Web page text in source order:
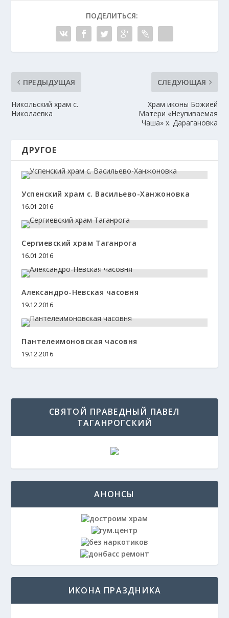
ПОДЕЛИТЬСЯ:
ПРЕДЫДУЩАЯ
Никольский храм с.
Николаевка
СЛЕДУЮЩАЯ
Храм иконы Божией
Матери «Неупиваемая
Чаша» х. Дарагановка
ДРУГОЕ
Успенский храм с. Васильево-Ханжоновка
16.01.2016
Сергиевский храм Таганрога
16.01.2016
Александро-Невская часовня
19.12.2016
Пантелеимоновская часовня
19.12.2016
СВЯТОЙ ПРАВЕДНЫЙ ПАВЕЛ
ТАГАНРОГСКИЙ
АНОНСЫ
ИКОНА ПРАЗДНИКА